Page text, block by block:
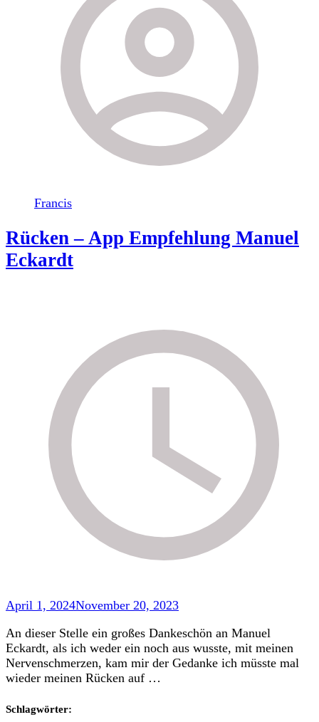
Francis
Rücken – App Empfehlung Manuel
Eckardt
April 1, 2024November 20, 2023
An dieser Stelle ein großes Dankeschön an Manuel
Eckardt, als ich weder ein noch aus wusste, mit meinen
Nervenschmerzen, kam mir der Gedanke ich müsste mal
wieder meinen Rücken auf …
Schlagwörter: